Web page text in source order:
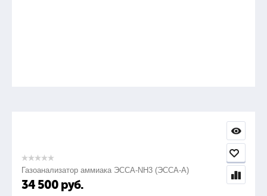
Газоанализатор аммиака ЭССА-NH3 (ЭССА-А)
34 500 руб.